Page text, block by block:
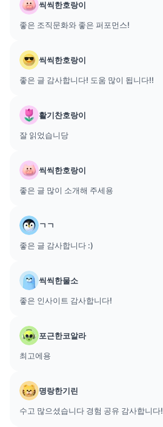
씩씩한호랑이
좋은 조직문화와 좋은 퍼포먼스!
씩씩한호랑이
좋은 글 감사합니다! 도움 많이 됩니다!!
활기찬호랑이
잘 읽었습니당
씩씩한호랑이
좋은 글 많이 소개해 주세용
ㄱㄱ
좋은 글 감사합니다 :)
씩씩한물소
좋은 인사이트 감사합니다!
포근한코알라
최고에용
명랑한기린
수고 많으셨습니다 경험 공유 감사합니다!